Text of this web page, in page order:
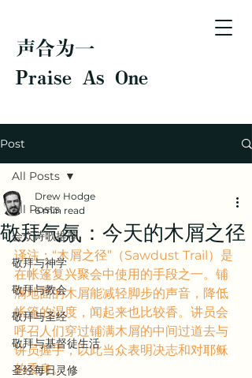
声合为一
Praise As One
Post
All Posts
会众诗歌推荐
敬拜与神学
敬拜与教会
敬拜与圣经
敬拜与基督徒生活
圣经每日灵修
All Posts
敬拜气氛：今天的木屑之径
Drew Hodge
6 min read
译注：“木屑之径”（Sawdust Trail）是
在帐篷复兴聚会中使用的手段之一。铺
满地面的木屑能减轻脚步的声音，降低
帐篷的湿度，闻起来也比较香。讲员会
呼召人们穿过铺满木屑的中间过道去与
讲员握手，以此当众表明决志和对耶稣
的委身。